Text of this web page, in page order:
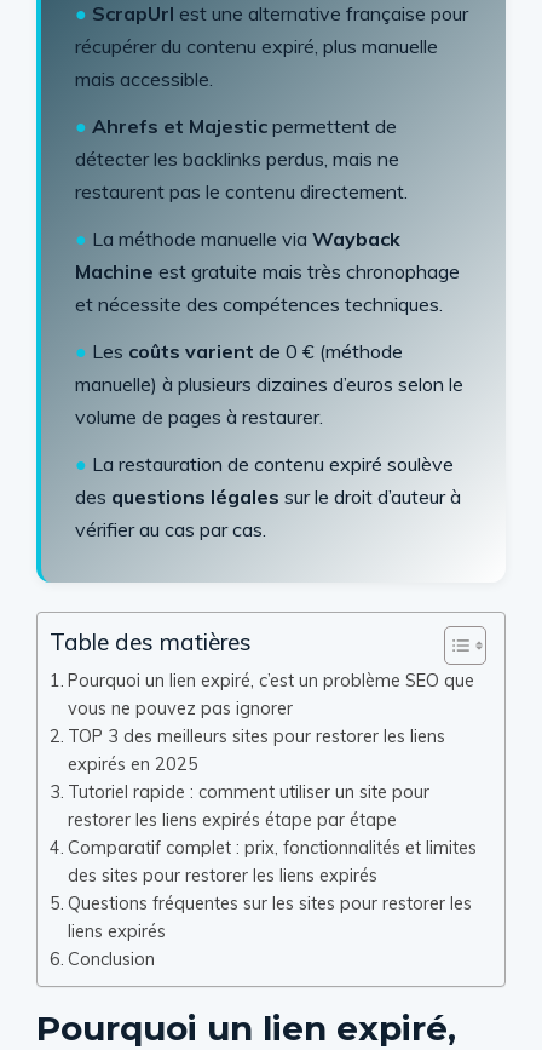
● ScrapUrl est une alternative française pour
récupérer du contenu expiré, plus manuelle
mais accessible.
● Ahrefs et Majestic permettent de
détecter les backlinks perdus, mais ne
restaurent pas le contenu directement.
● La méthode manuelle via Wayback
Machine est gratuite mais très chronophage
et nécessite des compétences techniques.
● Les coûts varient de 0 € (méthode
manuelle) à plusieurs dizaines d’euros selon le
volume de pages à restaurer.
● La restauration de contenu expiré soulève
des questions légales sur le droit d’auteur à
vérifier au cas par cas.
Table des matières
Pourquoi un lien expiré, c’est un problème SEO que
vous ne pouvez pas ignorer
TOP 3 des meilleurs sites pour restorer les liens
expirés en 2025
Tutoriel rapide : comment utiliser un site pour
restorer les liens expirés étape par étape
Comparatif complet : prix, fonctionnalités et limites
des sites pour restorer les liens expirés
Questions fréquentes sur les sites pour restorer les
liens expirés
Conclusion
Pourquoi un lien expiré,